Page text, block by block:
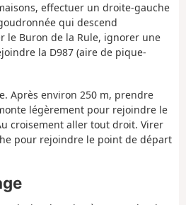
effectuer un droite-gauche
qui descend
le Buron de la Rule, ignorer une
la D987 (aire de pique-
Après environ 250 m, prendre
légèrement pour rejoindre le
croisement aller tout droit. Virer
pour rejoindre le point de départ